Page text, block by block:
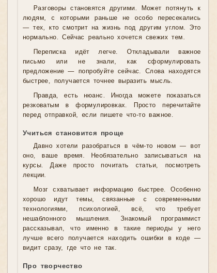
Разговоры становятся другими. Может потянуть к
людям, с которыми раньше не особо пересекались
— тех, кто смотрит на жизнь под другим углом. Это
нормально. Сейчас реально хочется свежих тем.
Переписка идёт легче. Откладывали важное
письмо или не знали, как сформулировать
предложение — попробуйте сейчас. Слова находятся
быстрее, получается точнее выразить мысль.
Правда, есть нюанс. Иногда можете показаться
резковатым в формулировках. Просто перечитайте
перед отправкой, если пишете что-то важное.
Учиться становится проще
Давно хотели разобраться в чём-то новом — вот
оно, ваше время. Необязательно записываться на
курсы. Даже просто почитать статьи, посмотреть
лекции.
Мозг схватывает информацию быстрее. Особенно
хорошо идут темы, связанные с современными
технологиями, психологией, всё, что требует
нешаблонного мышления. Знакомый программист
рассказывал, что именно в такие периоды у него
лучше всего получается находить ошибки в коде —
видит сразу, где что не так.
Про творчество